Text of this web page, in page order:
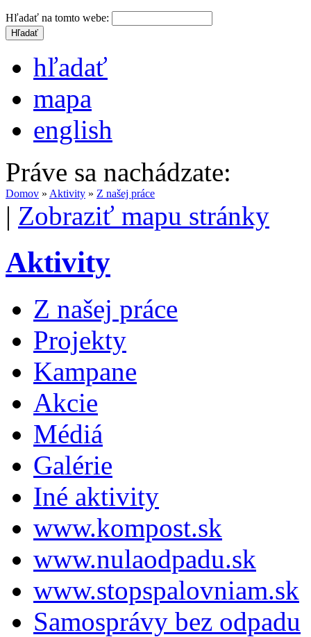
Hľadať na tomto webe:
hľadať
mapa
english
Práve sa nachádzate:
Domov » Aktivity » Z našej práce
| Zobraziť mapu stránky
Aktivity
Z našej práce
Projekty
Kampane
Akcie
Médiá
Galérie
Iné aktivity
www.kompost.sk
www.nulaodpadu.sk
www.stopspalovniam.sk
Samosprávy bez odpadu